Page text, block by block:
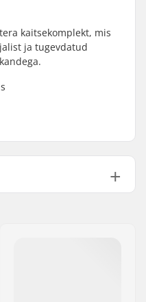
kaitsekomplekt, mis
ja tugevdatud